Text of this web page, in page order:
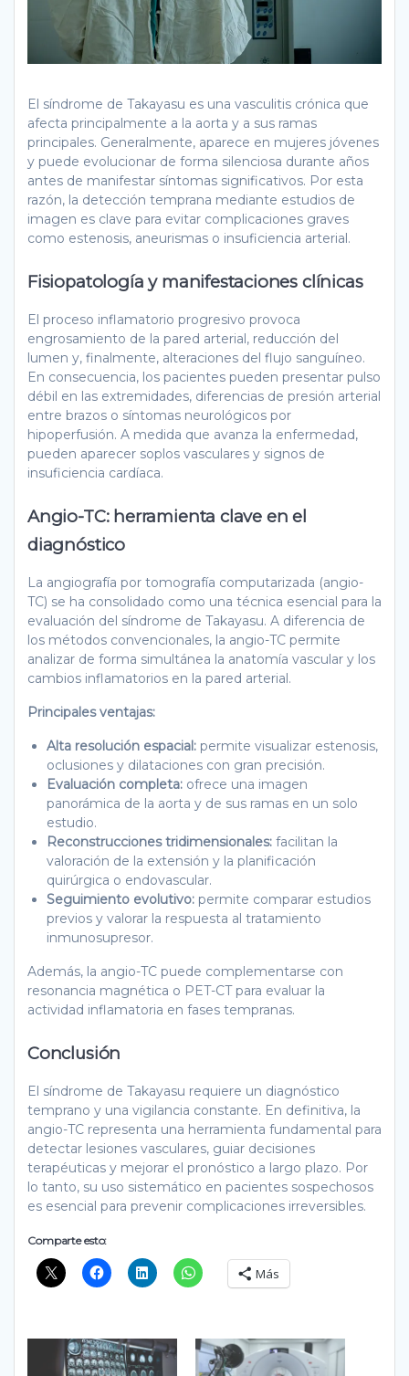
El síndrome de Takayasu es una vasculitis crónica que
afecta principalmente a la aorta y a sus ramas
principales. Generalmente, aparece en mujeres jóvenes
y puede evolucionar de forma silenciosa durante años
antes de manifestar síntomas significativos. Por esta
razón, la detección temprana mediante estudios de
imagen es clave para evitar complicaciones graves
como estenosis, aneurismas o insuficiencia arterial.
Fisiopatología y manifestaciones clínicas
El proceso inflamatorio progresivo provoca
engrosamiento de la pared arterial, reducción del
lumen y, finalmente, alteraciones del flujo sanguíneo.
En consecuencia, los pacientes pueden presentar pulso
débil en las extremidades, diferencias de presión arterial
entre brazos o síntomas neurológicos por
hipoperfusión. A medida que avanza la enfermedad,
pueden aparecer soplos vasculares y signos de
insuficiencia cardíaca.
Angio-TC: herramienta clave en el
diagnóstico
La angiografía por tomografía computarizada (angio-
TC) se ha consolidado como una técnica esencial para la
evaluación del síndrome de Takayasu. A diferencia de
los métodos convencionales, la angio-TC permite
analizar de forma simultánea la anatomía vascular y los
cambios inflamatorios en la pared arterial.
Principales ventajas:
Alta resolución espacial: permite visualizar estenosis,
oclusiones y dilataciones con gran precisión.
Evaluación completa: ofrece una imagen
panorámica de la aorta y de sus ramas en un solo
estudio.
Reconstrucciones tridimensionales: facilitan la
valoración de la extensión y la planificación
quirúrgica o endovascular.
Seguimiento evolutivo: permite comparar estudios
previos y valorar la respuesta al tratamiento
inmunosupresor.
Además, la angio-TC puede complementarse con
resonancia magnética o PET-CT para evaluar la
actividad inflamatoria en fases tempranas.
Conclusión
El síndrome de Takayasu requiere un diagnóstico
temprano y una vigilancia constante. En definitiva, la
angio-TC representa una herramienta fundamental para
detectar lesiones vasculares, guiar decisiones
terapéuticas y mejorar el pronóstico a largo plazo. Por
lo tanto, su uso sistemático en pacientes sospechosos
es esencial para prevenir complicaciones irreversibles.
Comparte esto:
Más